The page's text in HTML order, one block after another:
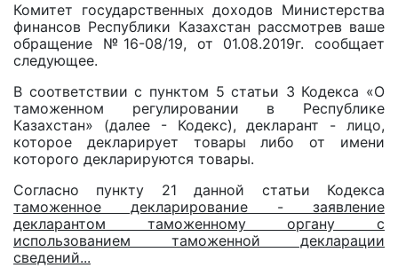
Комитет государственных доходов Министерства
финансов Республики Казахстан рассмотрев ваше
обращение №16-08/19, от 01.08.2019г. сообщает
следующее.
В соответствии с пунктом 5 статьи 3 Кодекса «О
таможенном регулировании в Республике
Казахстан» (далее - Кодекс), декларант - лицо,
которое декларирует товары либо от имени
которого декларируются товары.
Согласно пункту 21 данной статьи Кодекса
таможенное декларирование - заявление
декларантом таможенному органу с
использованием таможенной декларации
сведений...